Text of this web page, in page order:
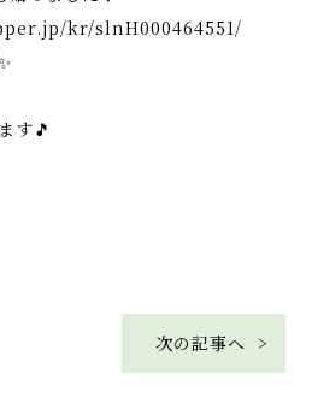
kr/slnH000464551/
す🎵
次の記事へ >